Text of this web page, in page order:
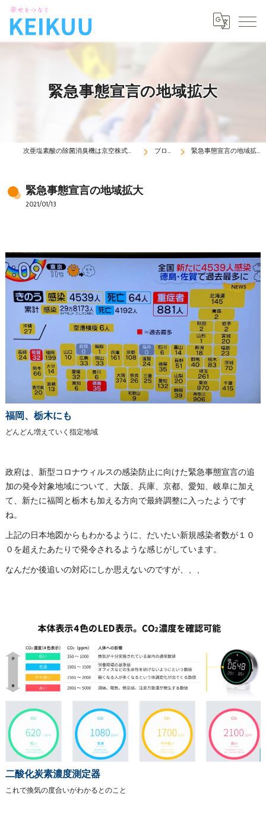
緊急事態宣言の地域拡大
次亜塩素酸の除菌消臭機は京空株式会社 ブログ 緊急事態宣言の地域拡大
緊急事態宣言の地域拡大
2021/01/13
福岡、栃木にも
どんどん増えていく指定地域
政府は、新型コロナウィルスの感染防止に向けた緊急事態宣言の追
加の発令対象地域について、大阪、兵庫、京都、愛知、岐阜に加え
て、新たに福岡と栃木も加える方向で最終調整に入ったようです
ね。
上記の日本地図からもわかるように、だいたい新規感染者数が１０
０を超えたあたりで発令されるような感じがしています。
なんだか後追いの対応にしか思えないのですが、、、
二酸化炭素濃度測定器
これで換気の度合いがわかるとのこと